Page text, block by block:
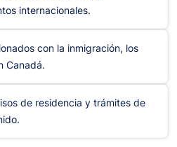
internacionales.
con la inmigración, los
Canadá.
de residencia y trámites de